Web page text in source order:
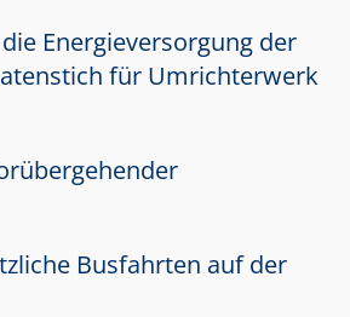
Energieversorgung der
für Umrichterwerk
Busfahrten auf der